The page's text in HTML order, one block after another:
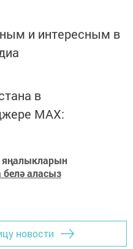
и интересным в
в
MАХ:
яңалыкларын
белә аласыз
новости